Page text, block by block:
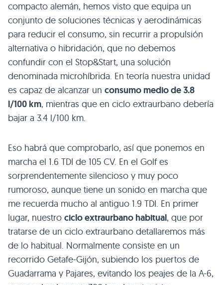
compacto alemán, hemos visto que equipa un
conjunto de soluciones técnicas y aerodinámicas
para reducir el consumo, sin recurrir a propulsión
alternativa o hibridación, que no debemos
confundir con el Stop&Start, una solución
denominada microhíbrida. En teoría nuestra unidad
es capaz de alcanzar un consumo medio de 3.8
l/100 km, mientras que en ciclo extraurbano debería
bajar a 3.4 l/100 km.
Eso habrá que comprobarlo, así que ponemos en
marcha el 1.6 TDI de 105 CV. En el Golf es
sorprendentemente silencioso y muy poco
rumoroso, aunque tiene un sonido en marcha que
me recuerda mucho al antiguo 1.9 TDI. En primer
lugar, nuestro ciclo extraurbano habitual, que por
tratarse de un ciclo extraurbano detallaremos más
de lo habitual. Normalmente consiste en un
recorrido Getafe-Gijón, subiendo los puertos de
Guadarrama y Pajares, evitando los peajes de la A-6,